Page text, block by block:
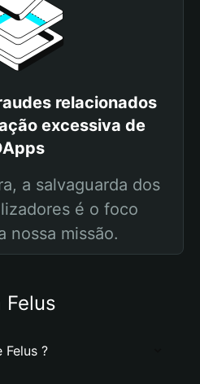
relacionados
excessiva de
a salvaguarda dos
é o foco
nossa missão.
?